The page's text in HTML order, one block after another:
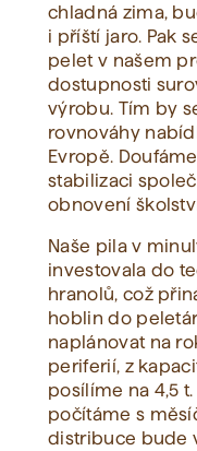
chladná zima,
i příští jaro. Pak
pelet v našem
dostupnosti
výrobu. Tím by
rovnováhy
Evropě.
stabilizaci
obnovení
Naše pila v
investovala do
hranolů, což
hoblin do
naplánovat na
periferií, z
posílíme na 4,5
počítáme s
distribuce bude